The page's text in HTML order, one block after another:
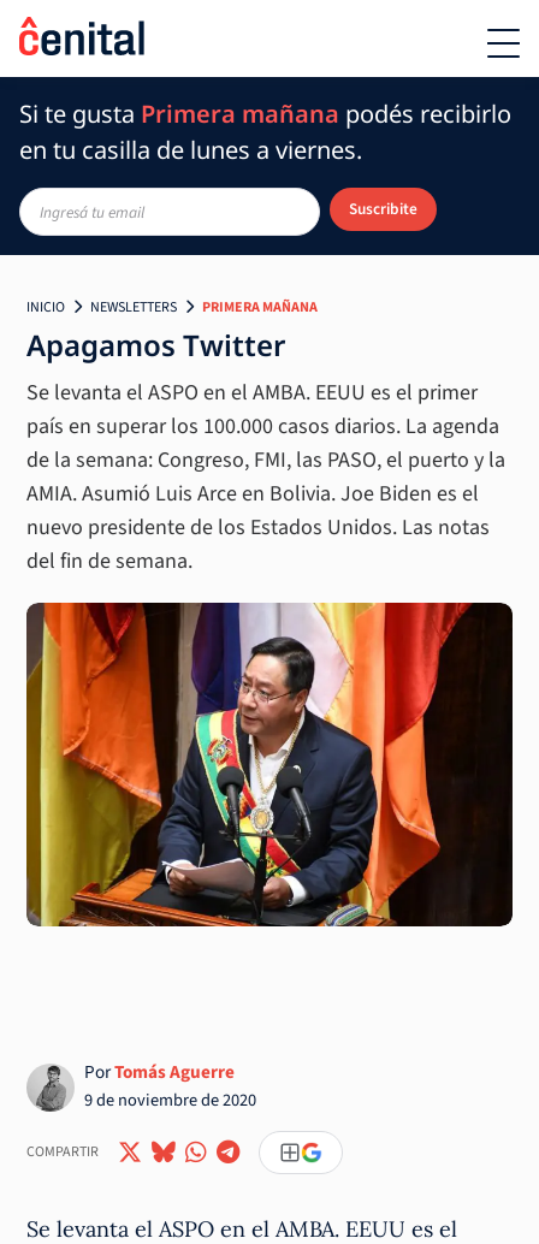
Si te gusta Primera mañana podés recibirlo
en tu casilla de lunes a viernes.
Suscribite
INICIO NEWSLETTERS PRIMERA MAÑANA
Apagamos Twitter
Se levanta el ASPO en el AMBA. EEUU es el primer
país en superar los 100.000 casos diarios. La agenda
de la semana: Congreso, FMI, las PASO, el puerto y la
AMIA. Asumió Luis Arce en Bolivia. Joe Biden es el
nuevo presidente de los Estados Unidos. Las notas
del fin de semana.
PorTomás Aguerre
9 de noviembre de 2020
COMPARTIR
Se levanta el ASPO en el AMBA. EEUU es el